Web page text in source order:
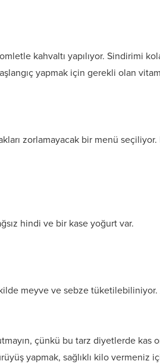
kahvaltı yapılıyor. Sindirimi
yapmak için gerekli olan
zorlamayacak bir menü
hindi ve bir kase yoğurt var.
meyve ve sebze
çünkü bu tarz diyetlerde kas
yapmak, sağlıklı kilo vermeniz